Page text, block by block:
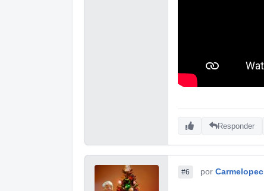
Responder
#6 por Carmelopec